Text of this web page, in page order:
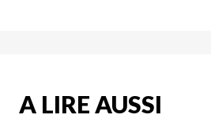
A LIRE AUSSI